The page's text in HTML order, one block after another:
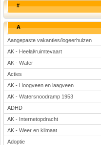
#
A
Aangepaste vakanties/logeerhuizen
AK - Heelal/ruimtevaart
AK - Water
Acties
AK - Hoogveen en laagveen
AK - Watersnoodramp 1953
ADHD
AK - Internetopdracht
AK - Weer en klimaat
Adoptie